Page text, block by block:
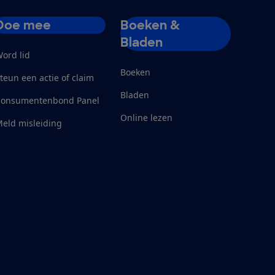
mee
lid
een actie of claim
Panel
misleiding
Boeken &
Bladen
Boeken
Bladen
Online lezen